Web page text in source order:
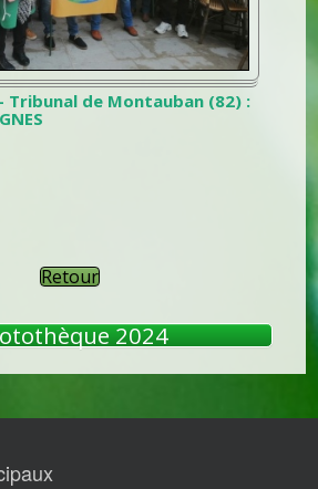
Tribunal de Montauban (82) :
Retour
2024